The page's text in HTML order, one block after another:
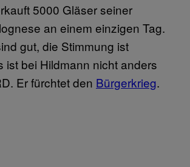
5000 Gläser seiner
an einem einzigen Tag.
gut, die Stimmung ist
ist bei Hildmann nicht anders
Er fürchtet den Bürgerkrieg.